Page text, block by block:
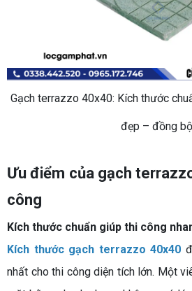
Gạch terrazzo 40x40: Kích thước
đẹp – đồng bộ
Ưu điểm của gạch
công
Kích thước chuẩn giúp thi công
Kích thước gạch terrazzo 40x40
nhất cho thi công diện tích lớn. Một